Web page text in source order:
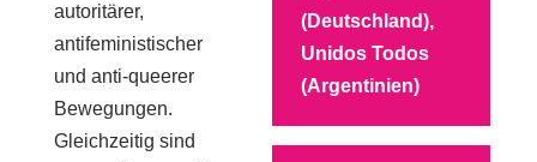
autoritärer,
antifeministischer
und anti-queerer
Bewegungen.
Gleichzeitig sind
(Deutschland),
Unidos Todos
(Argentinien)